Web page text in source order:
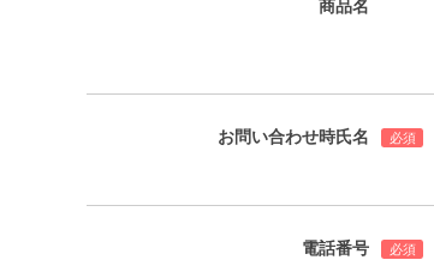
商品名
お問い合わせ時氏名
電話番号